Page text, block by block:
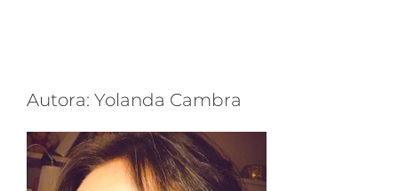
Autora: Yolanda Cambra